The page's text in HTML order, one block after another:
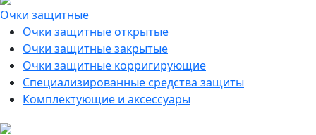
Очки защитные
Очки защитные открытые
Очки защитные закрытые
Очки защитные корригирующие
Специализированные средства защиты
Комплектующие и аксессуары